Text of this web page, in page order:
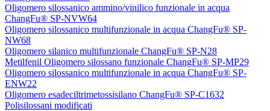
Oligomero silossanico ammino/vinilico funzionale in acqua
ChangFu® SP-NVW64
Oligomero silossanico multifunzionale in acqua ChangFu® SP-
NW68
Oligomero silanico multifunzionale ChangFu® SP-N28
Metilfenil Oligomero silossano funzionale ChangFu® SP-MP29
Oligomero silossanico multifunzionale in acqua ChangFu® SP-
ENW22
Oligomero esadeciltrimetossisilano ChangFu® SP-C1632
Polisilossani modificati